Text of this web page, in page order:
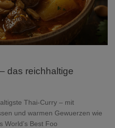
das reichhaltige
Thai-Curry – mit
und warmen Gewuerzen wie
World’s Best Foo